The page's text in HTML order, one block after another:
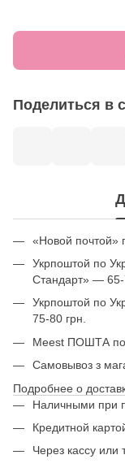
Поделиться в
«Новой почтой»
Укрпоштой по
Стандарт» — 65-
Укрпоштой по
75-80 грн.
Meest ПОШТА по
Самовывоз з
Подробнее о
Наличными при
Кредитной
Через кассу